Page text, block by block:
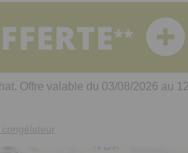
cuisine
de cuisine malins
intimité
Offre valable du 03/08/2026 au